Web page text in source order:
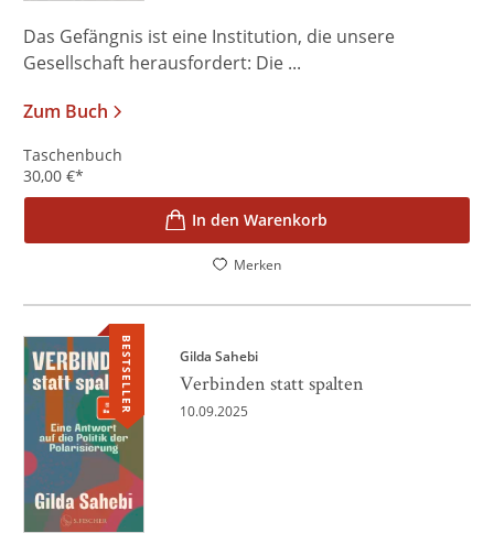
Das Gefängnis ist eine Institution, die unsere
Gesellschaft herausfordert: Die ...
Zum Buch
Taschenbuch
30,00 €*
In den Warenkorb
Merken
BESTSELLER Gilda Sahebi
Verbinden statt spalten
10.09.2025